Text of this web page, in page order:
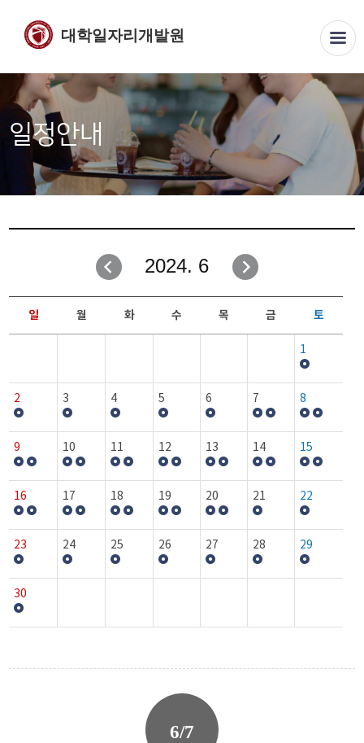
대학일자리개발원
일정안내
2024. 6
일 월 화 수 목 금 토
1
2 3 4 5 6 7 8
9 10 11 12 13 14 15
16 17 18 19 20 21 22
23 24 25 26 27 28 29
30
6/7